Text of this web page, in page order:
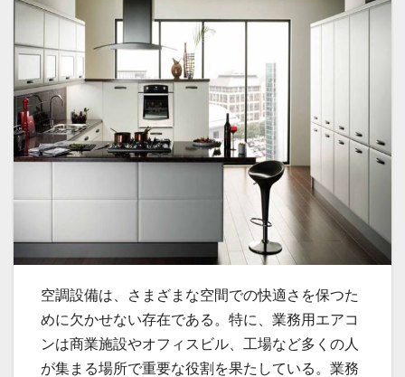
空調設備は、さまざまな空間での快適さを保つた
めに欠かせない存在である。 特に、業務用エアコ
ンは商業施設やオフィスビル、工場など多くの人
が集まる場所で重要な役割を果たしている。業務